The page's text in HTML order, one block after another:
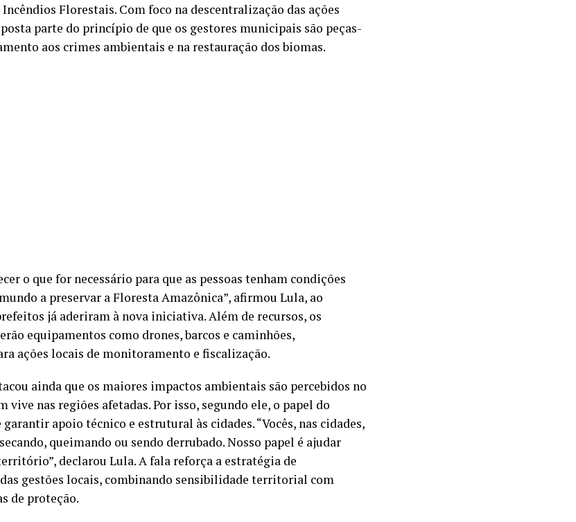
Florestais. Com foco na descentralização das ações
parte do princípio de que os gestores municipais são peças-
aos crimes ambientais e na restauração dos biomas.
o que for necessário para que as pessoas tenham condições
a preservar a Floresta Amazônica”, afirmou Lula, ao
já aderiram à nova iniciativa. Além de recursos, os
equipamentos como drones, barcos e caminhões,
ações locais de monitoramento e fiscalização.
ainda que os maiores impactos ambientais são percebidos no
vive nas regiões afetadas. Por isso, segundo ele, o papel do
apoio técnico e estrutural às cidades. “Vocês, nas cidades,
queimando ou sendo derrubado. Nosso papel é ajudar
declarou Lula. A fala reforça a estratégia de
gestões locais, combinando sensibilidade territorial com
de proteção.